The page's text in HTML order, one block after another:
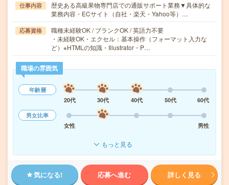
仕事内容
歴史ある高級果物専門店での通販サポート業務▼具体的な
業務内容・ECサイト（自社・楽天・Yahoo等）…
応募資格
職種未経験OK / ブランクOK / 英語力不要
・未経験OK・エクセル：基本操作（フォーマット入力な
ど）※HTMLの知識・Illustrator・P…
職場の雰囲気
年齢層
20代
30代 40代 50代
60代
男女比率
女性
男性
もっと見る
気になる! 応募へ進む 詳しく見る